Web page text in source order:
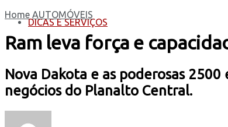
DICAS E SERVIÇOS
Home AUTOMÓVEIS
Ram leva força e
Nova Dakota e as poderosas
negócios do Planalto Central.